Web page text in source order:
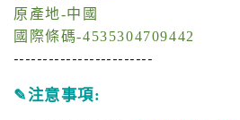
原產地-中國
國際條碼-4535304709442
------------------------
✎注意事項: